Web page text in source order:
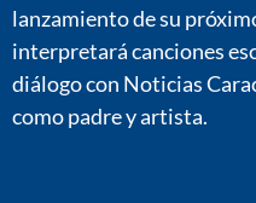
lanzamiento de su
interpretará canciones
diálogo con Noticias
como padre y artista.